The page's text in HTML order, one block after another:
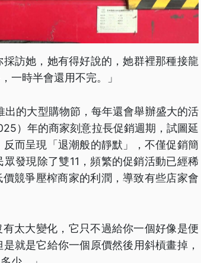
訪她，她有得好說的，她群裡那種接龍
一時半會還用不完。」
的大型購物節，每年還會舉辦盛大的活
）年的商家刻意拉長促銷週期，試圖延
而呈現「退潮般的靜默」，不僅促銷簡
發現除了雙11，頻繁的促銷活動已經稀
競爭壓榨商家的利潤，導致有些店家會
太大變化，它只不過給你一個好像是便
就是它給你一個原價然後用斜槓畫掉，